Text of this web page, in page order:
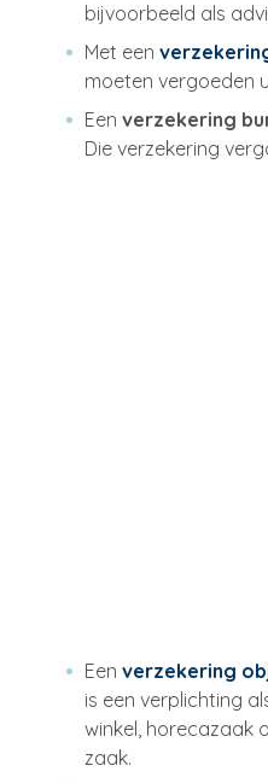
bijvoorbeeld als
Met een
moeten vergoeden
Een verzekering
Die verzekering
Een verzekering
is een verplichting
winkel, horecazaak
zaak.